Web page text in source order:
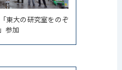
東大の研究室をのぞ
参加